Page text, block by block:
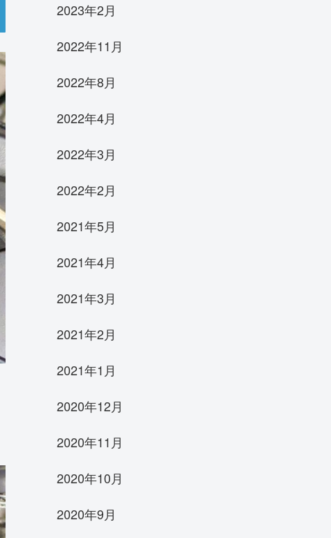
2023年2月
2022年11月
2022年8月
2022年4月
2022年3月
2022年2月
2021年5月
2021年4月
2021年3月
2021年2月
2021年1月
2020年12月
2020年11月
2020年10月
2020年9月